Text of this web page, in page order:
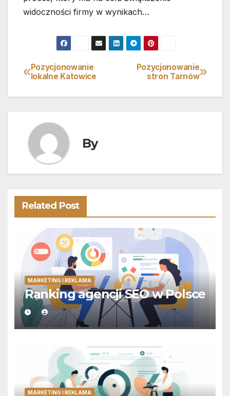
widoczności firmy w wynikach…
Nawigacja
wpisu
Pozycjonowanie
stron Tarnów
Pozycjonowanie
lokalne Katowice
By
Related Post
MARKETING I REKLAMA
Ranking agencji SEO w Polsce
MARKETING I REKLAMA